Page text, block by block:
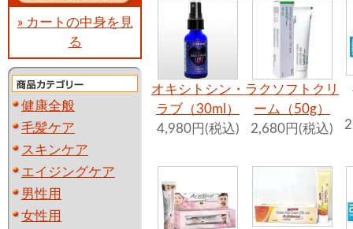
» カートの中身を見
る
健康全般
毛髪ケア
スキンケア
エイジングケア
男性用
女性用
オキシトシン・
ラブ（30ml）
4,980円(税込)
ラクソフトクリ
ーム（50g）
2,680円(税込)